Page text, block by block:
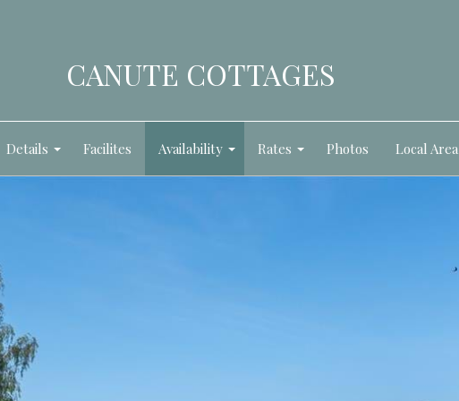
CANUTE COTTAGES
Details Facilites Availability Rates Photos Local Area